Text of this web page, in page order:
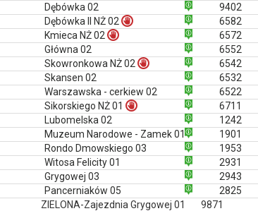
Dębówka 02
9402
Dębówka II NŻ 02
6582
Kmieca NŻ 02
6572
Główna 02
6552
Skowronkowa NŻ 02
6542
Skansen 02
6532
Warszawska - cerkiew 02
6522
Sikorskiego NŻ 01
6711
Lubomelska 02
1242
Muzeum Narodowe - Zamek 01
1901
Rondo Dmowskiego 03
1953
Witosa Felicity 01
2931
Grygowej 03
2943
Pancerniaków 05
2825
ZIELONA-Zajezdnia Grygowej 01 9871